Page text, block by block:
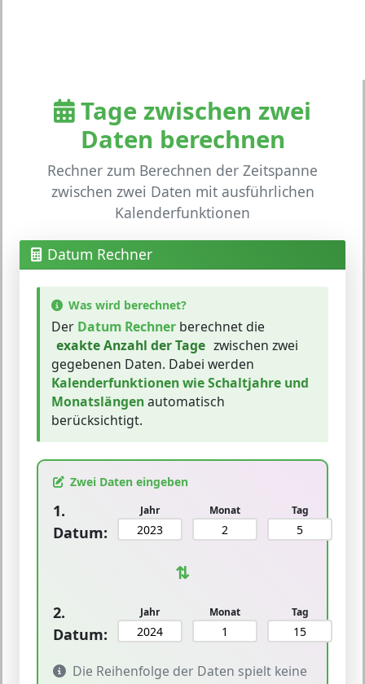
Tage zwischen zwei
Daten berechnen
Rechner zum Berechnen der Zeitspanne
zwischen zwei Daten mit ausführlichen
Kalenderfunktionen
Datum Rechner
Was wird berechnet?
Der Datum Rechner berechnet die
exakte Anzahl der Tage zwischen zwei
gegebenen Daten. Dabei werden
Kalenderfunktionen wie Schaltjahre und
Monatslängenautomatisch
berücksichtigt.
Zwei Daten eingeben
1.
Datum:
Jahr Monat Tag
⇅
2.
Datum:
Jahr Monat Tag
Die Reihenfolge der Daten spielt keine